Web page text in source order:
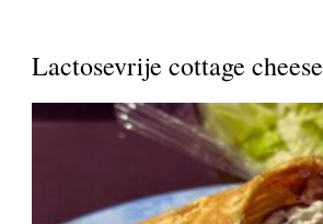
Lactosevrije cottage cheese